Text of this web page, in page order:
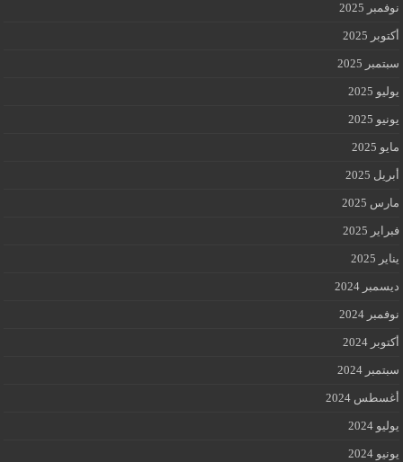
نوفمبر 2025
أكتوبر 2025
سبتمبر 2025
يوليو 2025
يونيو 2025
مايو 2025
أبريل 2025
مارس 2025
فبراير 2025
يناير 2025
ديسمبر 2024
نوفمبر 2024
أكتوبر 2024
سبتمبر 2024
أغسطس 2024
يوليو 2024
يونيو 2024